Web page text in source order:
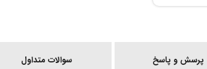
پرسش و پاسخ سوالات متداول